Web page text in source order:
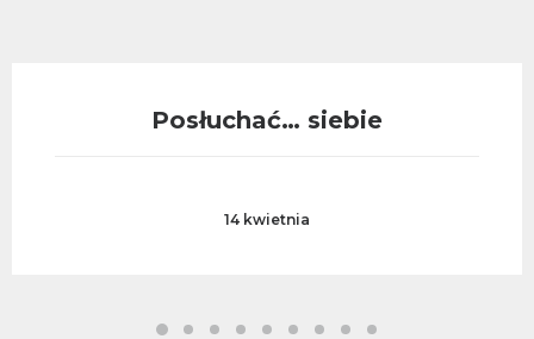
Posłuchać… siebie
14 kwietnia